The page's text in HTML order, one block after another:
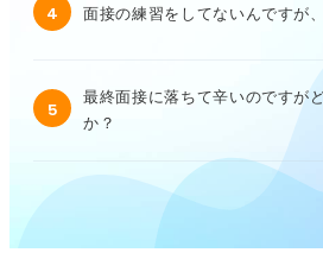
4 面接の練習をしてないんですが
5
最終面接に落ちて辛いのですが
か？